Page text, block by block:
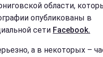
области,
опубликованы в
сети Facebook.
а в некоторых –